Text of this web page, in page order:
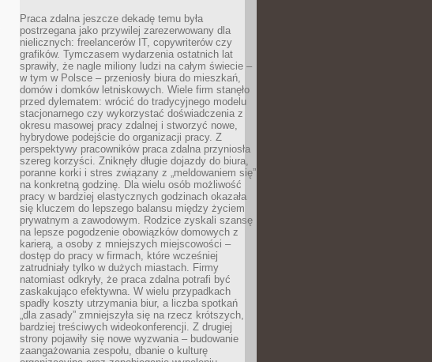
Praca zdalna jeszcze dekadę temu była
postrzegana jako przywilej zarezerwowany dla
nielicznych: freelancerów IT, copywriterów czy
grafików. Tymczasem wydarzenia ostatnich lat
sprawiły, że nagle miliony ludzi na całym świecie –
w tym w Polsce – przeniosły biura do mieszkań,
domów i domków letniskowych. Wiele firm stanęło
przed dylematem: wrócić do tradycyjnego modelu
stacjonarnego czy wykorzystać doświadczenia z
okresu masowej pracy zdalnej i stworzyć nowe,
hybrydowe podejście do organizacji pracy. Z
perspektywy pracowników praca zdalna przyniosła
szereg korzyści. Zniknęły długie dojazdy do biura,
poranne korki i stres związany z „meldowaniem się”
na konkretną godzinę. Dla wielu osób możliwość
pracy w bardziej elastycznych godzinach okazała
się kluczem do lepszego balansu między życiem
prywatnym a zawodowym. Rodzice zyskali szansę
na lepsze pogodzenie obowiązków domowych z
karierą, a osoby z mniejszych miejscowości –
dostęp do pracy w firmach, które wcześniej
zatrudniały tylko w dużych miastach. Firmy
natomiast odkryły, że praca zdalna potrafi być
zaskakująco efektywna. W wielu przypadkach
spadły koszty utrzymania biur, a liczba spotkań
„dla zasady” zmniejszyła się na rzecz krótszych,
bardziej treściwych wideokonferencji. Z drugiej
strony pojawiły się nowe wyzwania – budowanie
zaangażowania zespołu, dbanie o kulturę